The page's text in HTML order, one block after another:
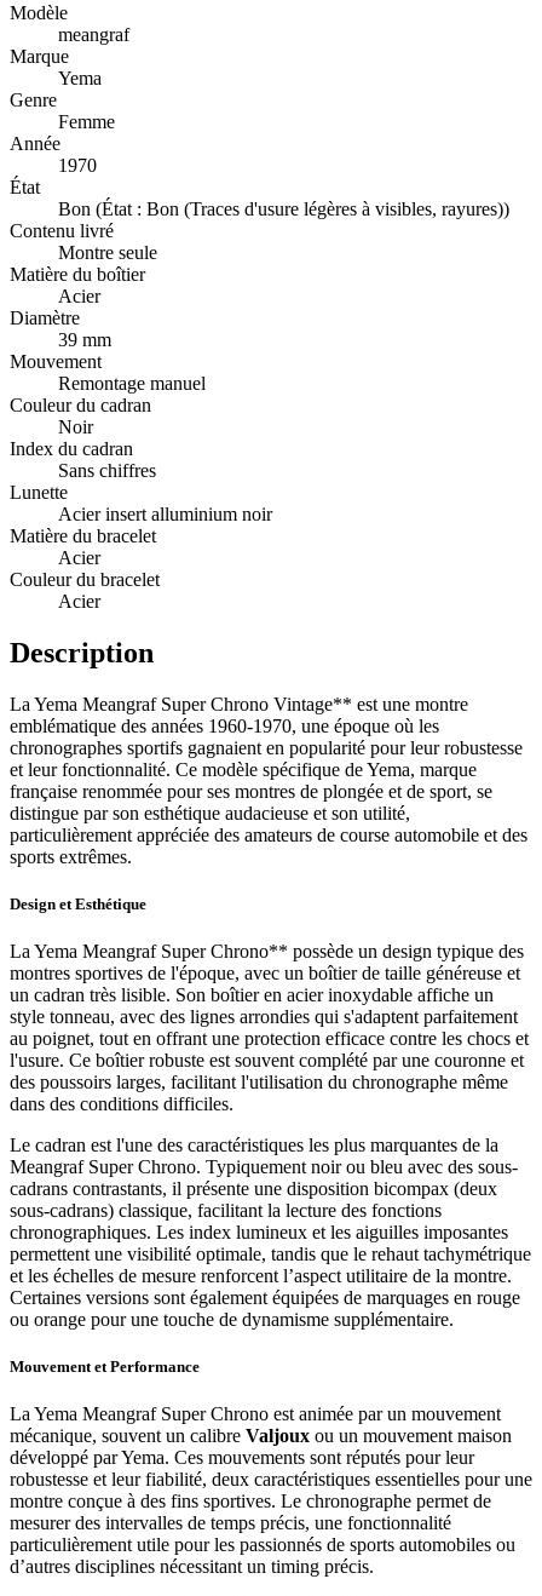
Modèle
meangraf
Marque
Yema
Genre
Femme
Année
1970
État
Bon (État : Bon (Traces d'usure légères à visibles, rayures))
Contenu livré
Montre seule
Matière du boîtier
Acier
Diamètre
39 mm
Mouvement
Remontage manuel
Couleur du cadran
Noir
Index du cadran
Sans chiffres
Lunette
Acier insert alluminium noir
Matière du bracelet
Acier
Couleur du bracelet
Acier
Description
La Yema Meangraf Super Chrono Vintage** est une montre
emblématique des années 1960-1970, une époque où les
chronographes sportifs gagnaient en popularité pour leur robustesse
et leur fonctionnalité. Ce modèle spécifique de Yema, marque
française renommée pour ses montres de plongée et de sport, se
distingue par son esthétique audacieuse et son utilité,
particulièrement appréciée des amateurs de course automobile et des
sports extrêmes.
Design et Esthétique
La Yema Meangraf Super Chrono** possède un design typique des
montres sportives de l'époque, avec un boîtier de taille généreuse et
un cadran très lisible. Son boîtier en acier inoxydable affiche un
style tonneau, avec des lignes arrondies qui s'adaptent parfaitement
au poignet, tout en offrant une protection efficace contre les chocs et
l'usure. Ce boîtier robuste est souvent complété par une couronne et
des poussoirs larges, facilitant l'utilisation du chronographe même
dans des conditions difficiles.
Le cadran est l'une des caractéristiques les plus marquantes de la
Meangraf Super Chrono. Typiquement noir ou bleu avec des sous-
cadrans contrastants, il présente une disposition bicompax (deux
sous-cadrans) classique, facilitant la lecture des fonctions
chronographiques. Les index lumineux et les aiguilles imposantes
permettent une visibilité optimale, tandis que le rehaut tachymétrique
et les échelles de mesure renforcent l’aspect utilitaire de la montre.
Certaines versions sont également équipées de marquages en rouge
ou orange pour une touche de dynamisme supplémentaire.
Mouvement et Performance
La Yema Meangraf Super Chrono est animée par un mouvement
mécanique, souvent un calibre Valjoux ou un mouvement maison
développé par Yema. Ces mouvements sont réputés pour leur
robustesse et leur fiabilité, deux caractéristiques essentielles pour une
montre conçue à des fins sportives. Le chronographe permet de
mesurer des intervalles de temps précis, une fonctionnalité
particulièrement utile pour les passionnés de sports automobiles ou
d’autres disciplines nécessitant un timing précis.